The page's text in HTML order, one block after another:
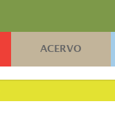
ACERVO